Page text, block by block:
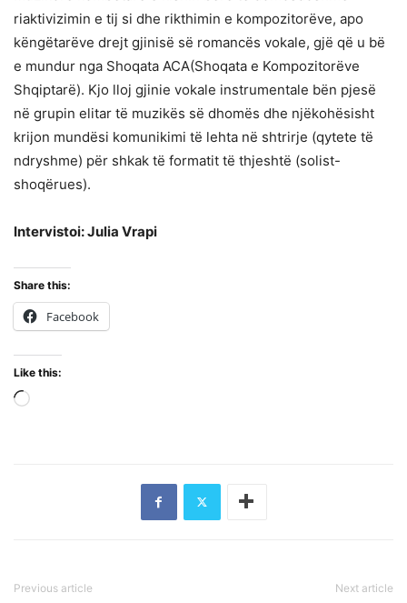
riaktivizimin e tij si dhe rikthimin e kompozitorëve, apo
këngëtarëve drejt gjinisë së romancës vokale, gjë që u bë
e mundur nga Shoqata ACA(Shoqata e Kompozitorëve
Shqiptarë). Kjo lloj gjinie vokale instrumentale bën pjesë
në grupin elitar të muzikës së dhomës dhe njëkohësisht
krijon mundësi komunikimi të lehta në shtrirje (qytete të
ndryshme) për shkak të formatit të thjeshtë (solist-
shoqërues).
Intervistoi: Julia Vrapi
Share this:
Facebook
Like this:
Previous article Next article